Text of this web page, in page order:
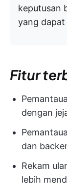
keputusan
yang
Fitur
dengan
dan
Rekam
lebih